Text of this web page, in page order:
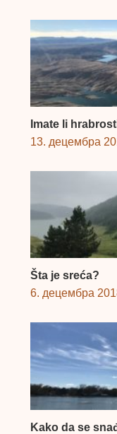
Imate li
13. децембра
Šta je sreća?
6. децембра
Kako da se